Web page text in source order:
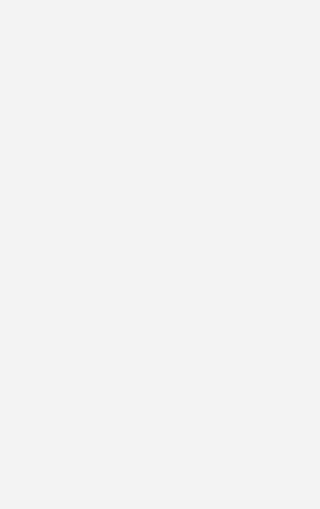
Dichtungslösungen –
Anwendungsfall. Für maxi­
vor der ­Serienfertigung individuelle
oder